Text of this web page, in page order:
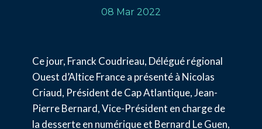
08 Mar 2022
Ce jour, Franck Coudrieau, Délégué régional
Ouest d’Altice France a présenté à Nicolas
Criaud, Président de Cap Atlantique, Jean-
Pierre Bernard, Vice-Président en charge de
la desserte en numérique et Bernard Le Guen,